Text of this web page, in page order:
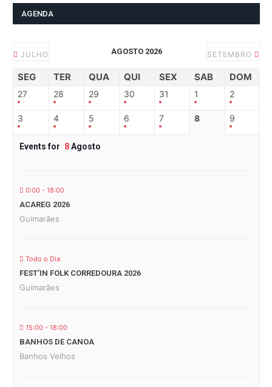
AGENDA
JULHO AGOSTO 2026 SETEMBRO
SEG TER QUA QUI SEX SAB DOM
27 28 29 30 31 1 2
3 4 5 6 7 8 9
Events for 8Agosto
0:00 - 18:00
ACAREG 2026
Guimarães
Todo o Dia
FEST’IN FOLK CORREDOURA 2026
Guimarães
15:00 - 18:00
BANHOS DE CANOA
Banhos Velhos